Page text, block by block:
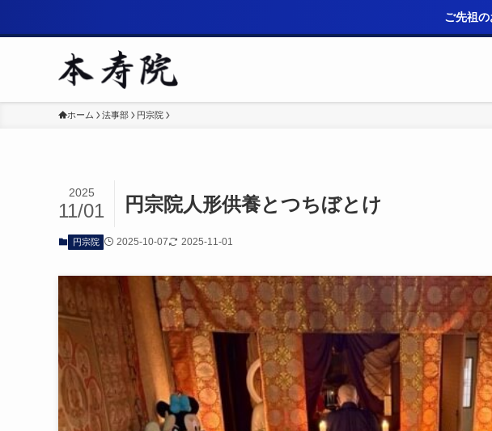
ご先祖の
ホーム 法事部 円宗院
円宗院人形供養とつちぼとけ
2025
11/01
円宗院 2025-10-07 2025-11-01